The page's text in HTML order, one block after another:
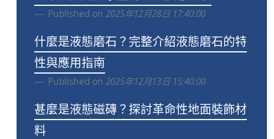
Published on 2025年12月28日 17:40:00
什麼是液態磨石？完整介紹液態磨石的特
性與應用指南
Published on 2025年12月13日 15:40:00
甚麼是液態磁磚？探討革命性地面裝飾材
料